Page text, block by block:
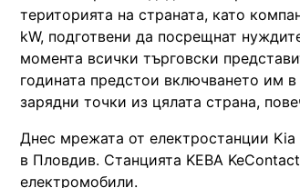
територията на страната, като
kW, подготвени да посрещнат
момента всички търговски
годината предстои включването им
зарядни точки из цялата страна,
Днес мрежата от електростанции
в Пловдив. Станцията KEBA
електромобили.